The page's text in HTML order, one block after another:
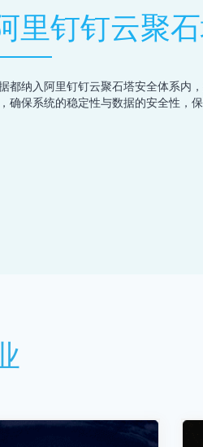
里钉钉云聚
都纳入阿里钉钉云聚石塔安全体系内
确保系统的稳定性与数据的安全性，